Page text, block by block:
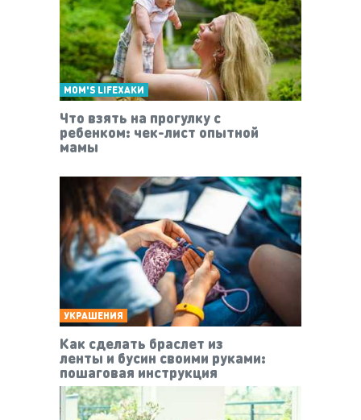
MOM'S LIFEХАКИ
Что взять на прогулку с
ребенком: чек-лист опытной
мамы
УКРАШЕНИЯ
Как сделать браслет из
ленты и бусин своими руками:
пошаговая инструкция